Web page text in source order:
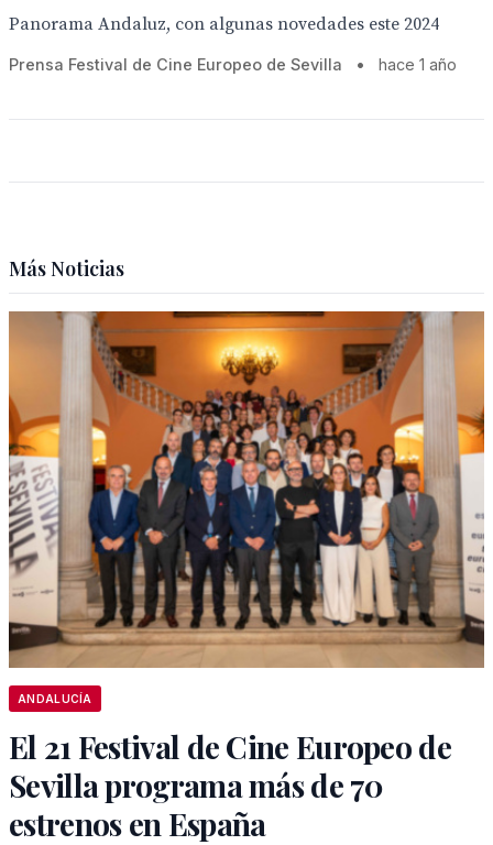
Panorama Andaluz, con algunas novedades este 2024
Prensa Festival de Cine Europeo de Sevilla • hace 1 año
Más Noticias
ANDALUCÍA
El 21 Festival de Cine Europeo de
Sevilla programa más de 70
estrenos en España